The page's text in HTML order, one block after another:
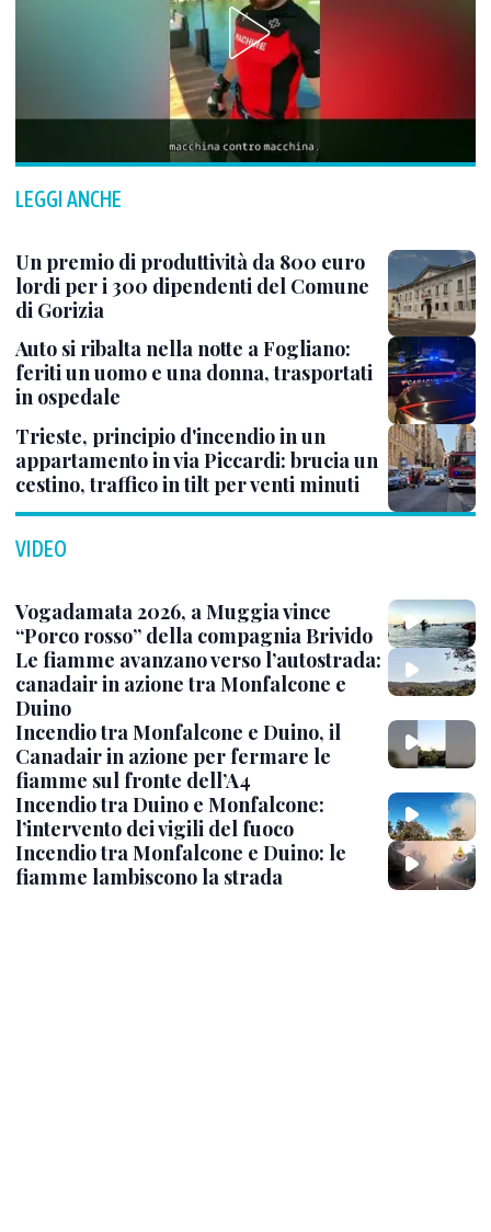
LEGGI ANCHE
Un premio di produttività da 800 euro
lordi per i 300 dipendenti del Comune
di Gorizia
Auto si ribalta nella notte a Fogliano:
feriti un uomo e una donna, trasportati
in ospedale
Trieste, principio d'incendio in un
appartamento in via Piccardi: brucia un
cestino, traffico in tilt per venti minuti
VIDEO
Vogadamata 2026, a Muggia vince
“Porco rosso” della compagnia Brivido
Le fiamme avanzano verso l’autostrada:
canadair in azione tra Monfalcone e
Duino
Incendio tra Monfalcone e Duino, il
Canadair in azione per fermare le
fiamme sul fronte dell’A4
Incendio tra Duino e Monfalcone:
l’intervento dei vigili del fuoco
Incendio tra Monfalcone e Duino: le
fiamme lambiscono la strada